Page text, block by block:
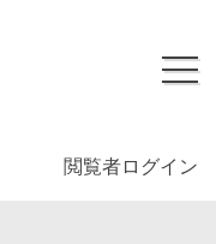
閲覧者ログイン